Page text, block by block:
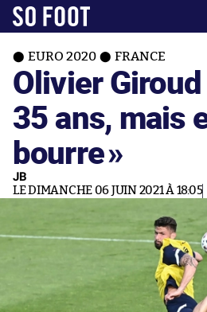
EURO 2020 FRANCE
Olivier Giroud
35 ans, mais
bourre»
JB
LE DIMANCHE 06 JUIN 2021 À 18:05